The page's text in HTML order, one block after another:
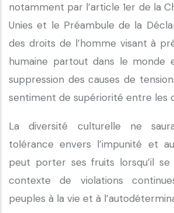
notamment par l’article 1er de la
Unies et le Préambule de la
des droits de l’homme visant à
humaine partout dans le
suppression des causes de
sentiment de supériorité entre les
La diversité culturelle ne
tolérance envers l’impunité et
peut porter ses fruits lorsqu’il se
contexte de violations
peuples à la vie et à